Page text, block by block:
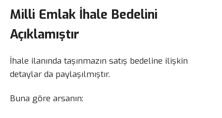
Milli Emlak İhale Bedelini
Açıklamıştır
İhale ilanında taşınmazın satış bedeline ilişkin
detaylar da paylaşılmıştır.
Buna göre arsanın: